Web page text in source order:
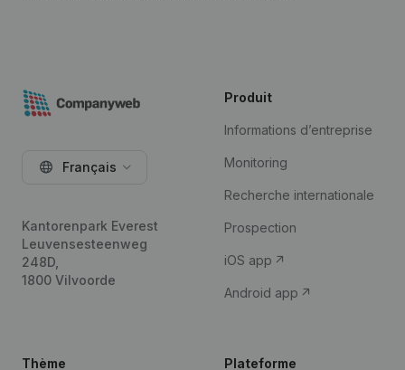
Français
Kantorenpark Everest
Leuvensesteenweg
248D,
1800 Vilvoorde
Produit
Informations d’entreprise
Monitoring
Recherche internationale
Prospection
iOS app
Android app
Thème Plateforme